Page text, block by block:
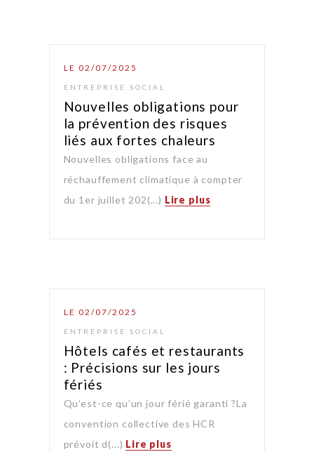
LE 02/07/2025
ENTREPRISE SOCIAL
Nouvelles obligations pour
la prévention des risques
liés aux fortes chaleurs
Nouvelles obligations face au
réchauffement climatique à compter
du 1er juillet 202(...) Lire plus
LE 02/07/2025
ENTREPRISE SOCIAL
Hôtels cafés et restaurants
: Précisions sur les jours
fériés
Qu’est-ce qu’un jour férié garanti ?La
convention collective des HCR
prévoit d(...) Lire plus